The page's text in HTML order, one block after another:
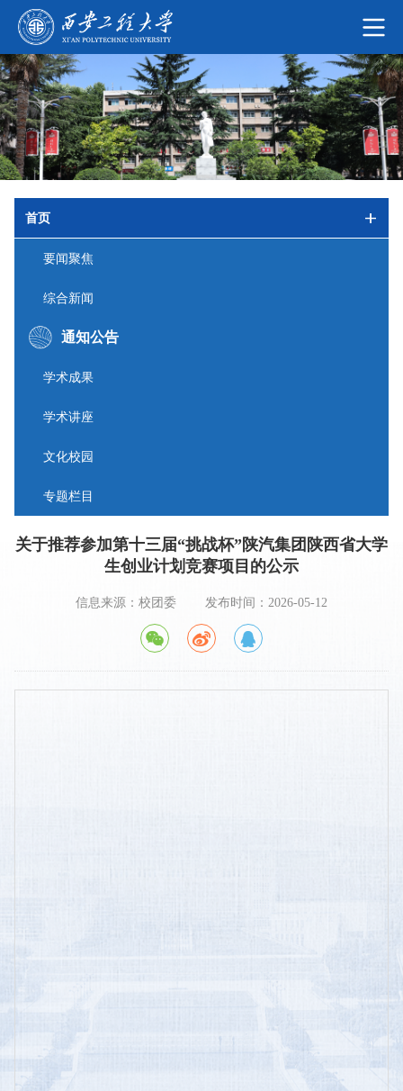
首页
要闻聚焦
综合新闻
通知公告
学术成果
学术讲座
文化校园
专题栏目
关于推荐参加第十三届“挑战杯”陕汽集团陕西省大学
生创业计划竞赛项目的公示
信息来源：校团委 发布时间：2026-05-12